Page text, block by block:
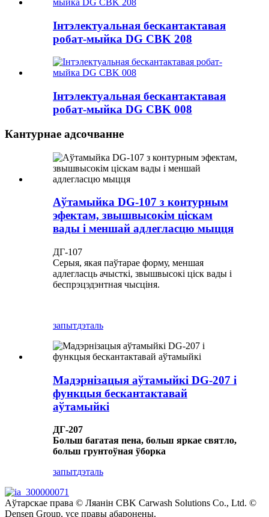
Інтэлектуальная бескантактавая
робат-мыйка DG CBK 208
Інтэлектуальная бескантактавая
робат-мыйка DG CBK 008
Кантурнае адсочванне
Аўтамыйка DG-107 з контурным
эфектам, звышвысокім ціскам
вады і меншай адлегласцю мыцця
ДГ-107
Серыя, якая паўтарае форму, меншая
адлегласць ачысткі, звышвысокі ціск вады і
беспрэцэдэнтная чысціня.
запытдэталь
Мадэрнізацыя аўтамыйкі DG-207 і
функцыя бескантактавай
аўтамыйкі
ДГ-207
Больш багатая пена, больш яркае святло,
больш грунтоўная ўборка
запытдэталь
Аўтарскае права © Ляанін CBK Carwash Solutions Co., Ltd. ©
Densen Group, усе правы абаронены.